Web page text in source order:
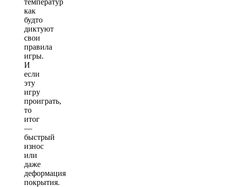
как
будто
диктуют
свои
правила
игры.
И
если
эту
игру
проиграть,
то
итог
—
быстрый
износ
или
даже
деформация
покрытия.